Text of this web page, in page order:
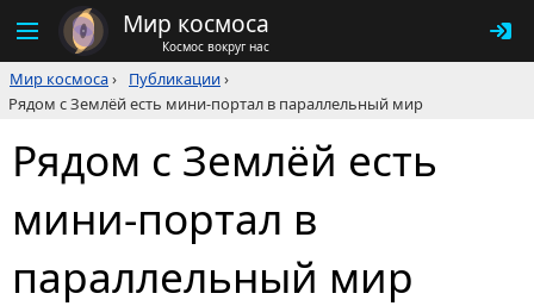
Мир космоса
Космос вокруг нас
Мир космоса› Публикации›
Рядом с Землёй есть мини-портал в параллельный мир
Рядом с Землёй есть
мини-портал в
параллельный мир